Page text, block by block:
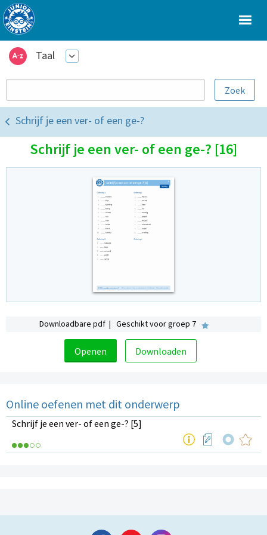
Taal
Schrijf je een ver- of een ge-?
Schrijf je een ver- of een ge-? [16]
Downloadbare pdf | Geschikt voor groep 7
Openen Downloaden
Online oefenen met dit onderwerp
Schrijf je een ver- of een ge-? [5]